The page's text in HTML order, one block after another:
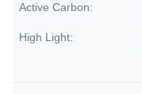
Active Carbon:
High Light: